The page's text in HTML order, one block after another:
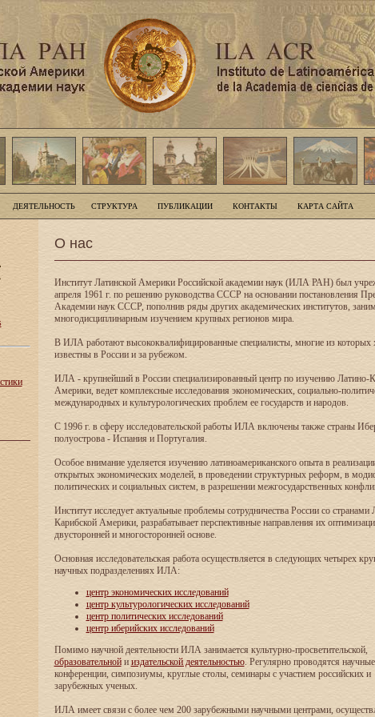
ДЕЯТЕЛЬНОСТЬ СТРУКТУРА ПУБЛИКАЦИИ КОНТАКТЫ КАРТА САЙТА
О нас
Институт Латинской Америки Российской академии наук (ИЛА РАН) был
апреля 1961 г. по решению руководства СССР на основании постановления
Академии наук СССР, пополнив ряды других академических институтов,
многодисциплинарным изучением крупных регионов мира.
В ИЛА работают высококвалифицированные специалисты, многие из которых
известны в России и за рубежом.
ИЛА - крупнейший в России специализированный центр по изучению Латино-
Америки, ведет комплексные исследования экономических, социально-
международных и культурологических проблем ее государств и народов.
С 1996 г. в сферу исследовательской работы ИЛА включены также страны
полуострова - Испания и Португалия.
Особое внимание уделяется изучению латиноамериканского опыта в
открытых экономических моделей, в проведении структурных реформ, в
политических и социальных систем, в разрешении межгосударственных
Институт исследует актуальные проблемы сотрудничества России со странами
Карибской Америки, разрабатывает перспективные направления их
двусторонней и многосторонней основе.
Основная исследовательская работа осуществляется в следующих четырех
научных подразделениях ИЛА:
центр экономических исследований
центр культурологических исследований
центр политических исследований
центр иберийских исследований
Помимо научной деятельности ИЛА занимается культурно-просветительской,
образовательнойи издательской деятельностью. Регулярно проводятся научные
конференции, симпозиумы, круглые столы, семинары с участием российских и
зарубежных ученых.
ИЛА имеет связи с более чем 200 зарубежными научными центрами,